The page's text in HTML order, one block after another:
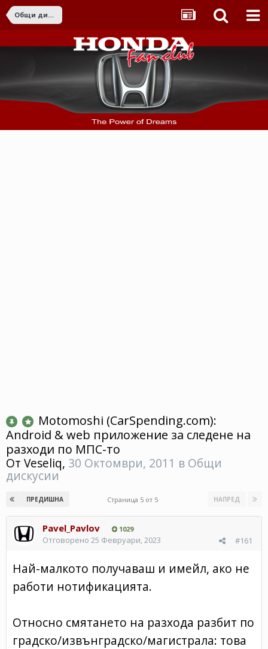
Общи дискусии
Motomoshi (CarSpending.com):
Android & web приложение за следене на
разходи по МПС-то
От Veseliq, 30 Октомври, 2011 в Общи
дискусии
ПРЕДИШНА НАПРЕД
Страница 5 от 5
Pavel_Pavlov 1029
#161
Отговорено 25 Февруари, 2023
Най-малкото получаваш и имейл, ако не
работи нотификацията.
Относно смятането на разхода разбит по
градско/извънградско/магистрала: това